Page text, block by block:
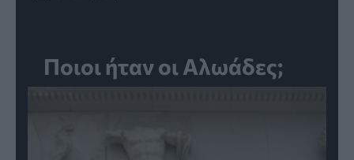
Ποιοι ήταν οι Αλωάδες;